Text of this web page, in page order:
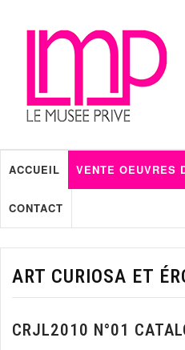
ACCUEIL VENTE OEUVRES
CONTACT
ART CURIOSA ET
CRJL2010 N°01